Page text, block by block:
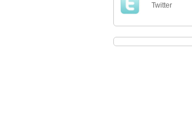
Twitter